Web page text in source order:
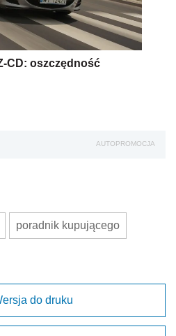
CD: oszczędność
AUTOPROMOCJA
poradnik kupującego
do druku